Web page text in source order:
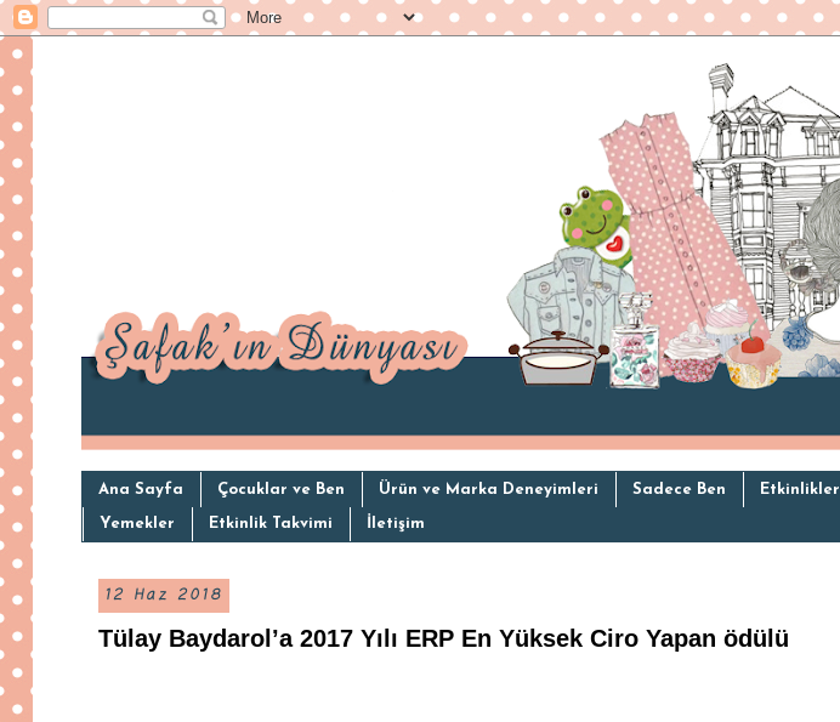
Ana Sayfa Çocuklar ve Ben Ürün ve Marka Deneyimleri Sadece Ben Etkinlikler
Yemekler Etkinlik Takvimi İletişim
12 Haz 2018
Tülay Baydarol’a 2017 Yılı ERP En Yüksek Ciro Yapan ödülü